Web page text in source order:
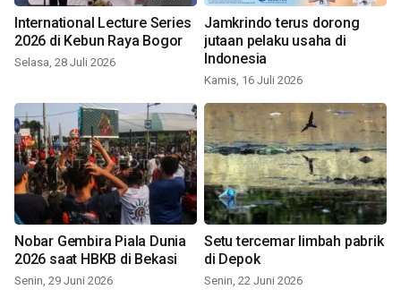
International Lecture Series
2026 di Kebun Raya Bogor
Selasa, 28 Juli 2026
Jamkrindo terus dorong
jutaan pelaku usaha di
Indonesia
Kamis, 16 Juli 2026
Nobar Gembira Piala Dunia
2026 saat HBKB di Bekasi
Senin, 29 Juni 2026
Setu tercemar limbah pabrik
di Depok
Senin, 22 Juni 2026